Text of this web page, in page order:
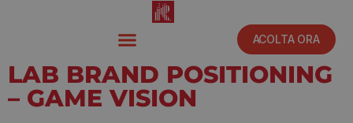
ACOLTA ORA
LAB BRAND POSITIONING
– GAME VISION